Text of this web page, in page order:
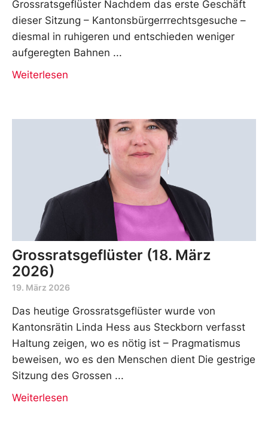
Grossratsgeflüster Nachdem das erste Geschäft
dieser Sitzung – Kantonsbürgerrrechtsgesuche –
diesmal in ruhigeren und entschieden weniger
aufgeregten Bahnen
Weiterlesen
Grossratsgeflüster (18. März
2026)
19. März 2026
Das heutige Grossratsgeflüster wurde von
Kantonsrätin Linda Hess aus Steckborn verfasst
Haltung zeigen, wo es nötig ist – Pragmatismus
beweisen, wo es den Menschen dient Die gestrige
Sitzung des Grossen
Weiterlesen